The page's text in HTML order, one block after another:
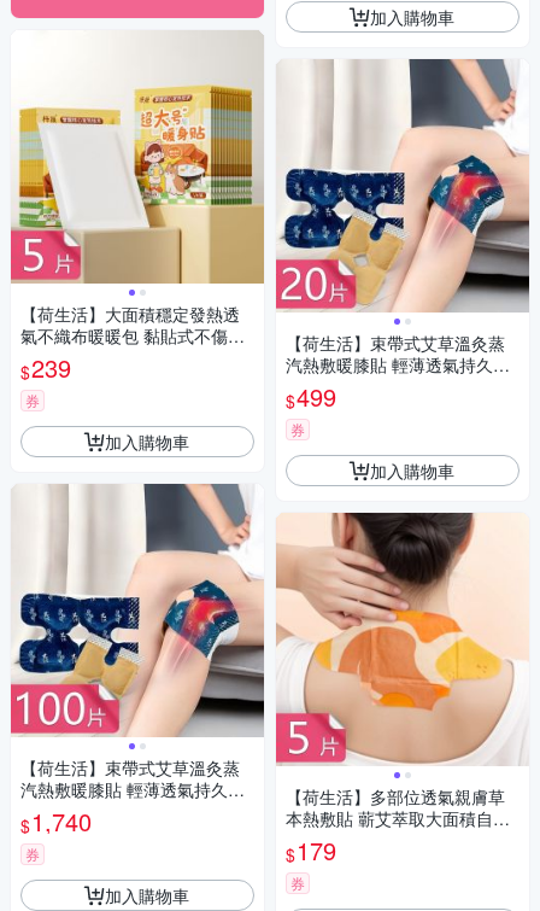
【荷生活】大面積穩定發熱透
氣不織布暖暖包 黏貼式不傷衣
快速升溫暖身貼-5片組
$239
券
加入購物車
【荷生活】束帶式艾草溫灸蒸
汽熱敷暖膝貼 輕薄透氣持久恆
溫自發熱保暖貼-100片組
$1,740
券
加入購物車
加入購物車
【荷生活】束帶式艾草溫灸蒸
汽熱敷暖膝貼 輕薄透氣持久恆
溫自發熱保暖貼-20片組
$499
券
加入購物車
【荷生活】多部位透氣親膚草
本熱敷貼 蘄艾萃取大面積自發
熱黏貼式暖暖包-5片組
$179
券